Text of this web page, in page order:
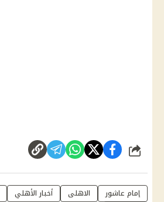
شارك
إمام عاشور الاهلى أخبار الأهلي